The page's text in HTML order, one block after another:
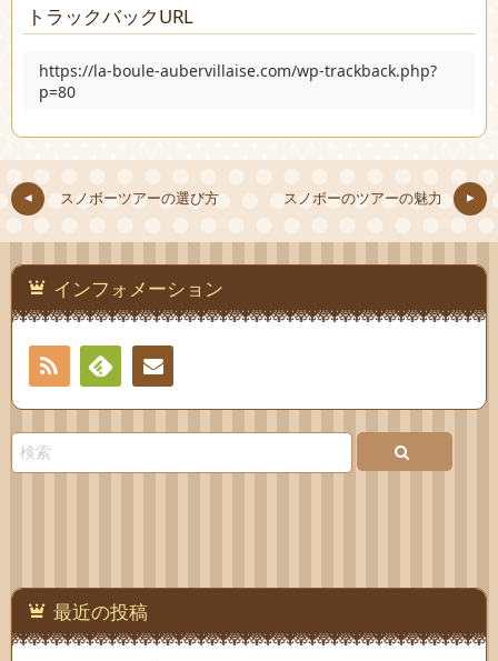
トラックバックURL
https://la-boule-aubervillaise.com/wp-trackback.php?
p=80
スノボーツアーの選び方 スノボーのツアーの魅力
インフォメーション
RSS
Feedlyお問
最近の投稿